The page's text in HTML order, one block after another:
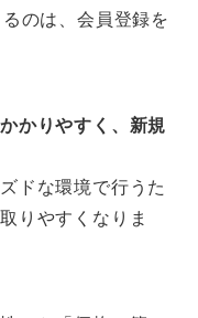
のは、会員登録を
かりやすく、新規
ドな環境で行うた
りやすくなりま